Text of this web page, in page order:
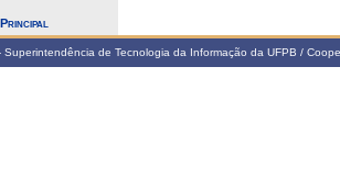
Superintendência de Tecnologia da Informação da UFPB /